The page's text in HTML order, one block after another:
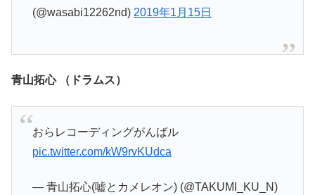
(@wasabi12262nd) 2019年1月15日
青山拓心 （ドラムス）
おらレコーディングがんばル
pic.twitter.com/kW9rvKUdca
— 青山拓心(嘘とカメレオン) (@TAKUMI_KU_N)